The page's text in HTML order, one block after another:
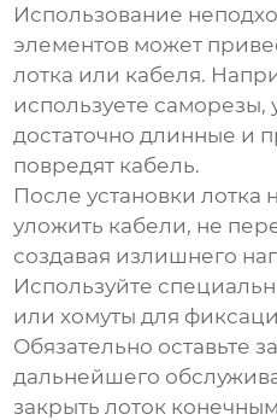
Использование
элементов может
лотка или кабеля.
используете саморезы,
достаточно длинные и
повредят кабель.
После установки лотка
уложить кабели, не
создавая излишнего
Используйте
или хомуты для
Обязательно оставьте
дальнейшего
закрыть лоток